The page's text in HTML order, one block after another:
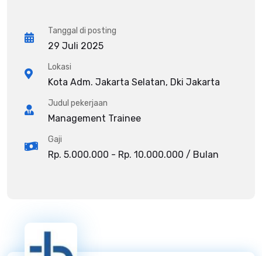
Tanggal di posting
29 Juli 2025
Lokasi
Kota Adm. Jakarta Selatan, Dki Jakarta
Judul pekerjaan
Management Trainee
Gaji
Rp. 5.000.000 - Rp. 10.000.000 / Bulan